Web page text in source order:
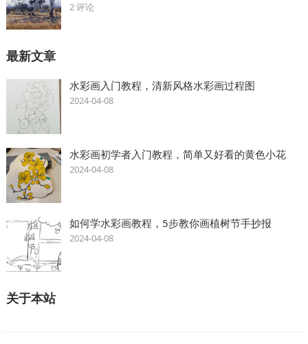
2 评论
最新文章
水彩画入门教程，清新风格水彩画过程图
2024-04-08
水彩画初学者入门教程，简单又好看的黄色小花
2024-04-08
如何学水彩画教程，5步教你画植树节手抄报
2024-04-08
关于本站